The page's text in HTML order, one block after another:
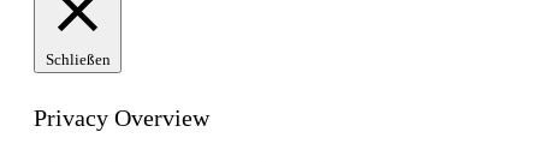
Schließen
Privacy Overview